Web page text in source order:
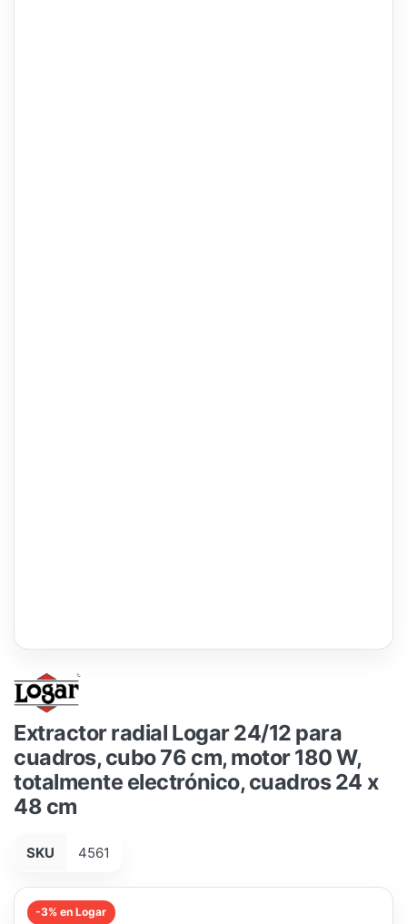
Extractor radial Logar 24/12 para
cuadros, cubo 76 cm, motor 180 W,
totalmente electrónico, cuadros 24 x
48 cm
SKU 4561
-3% en Logar